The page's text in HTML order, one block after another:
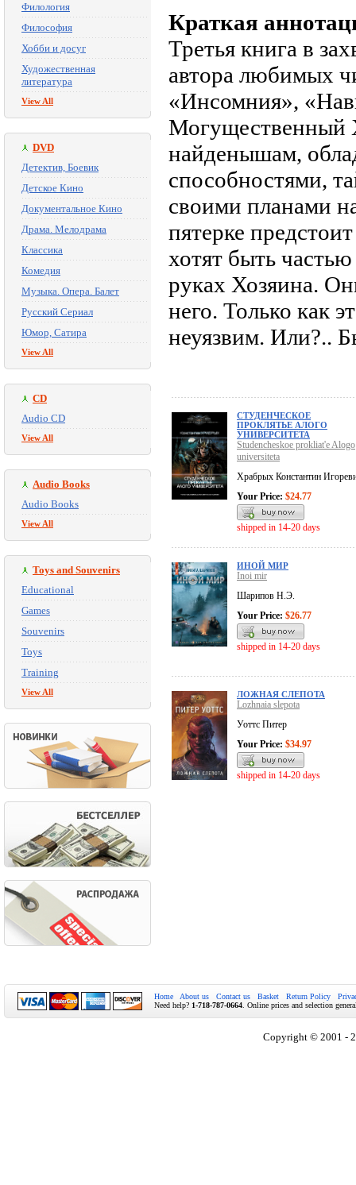
Филология
Философия
Хобби и досуг
Художественная
литература
View All
DVD
Детектив, Боевик
Детское Кино
Документальное Кино
Драма. Мелодрама
Классика
Комедия
Музыка. Опера. Балет
Русский Сериал
Юмор, Сатира
View All
CD
Audio CD
View All
Audio Books
Audio Books
View All
Toys and Souvenirs
Educational
Games
Souvenirs
Toys
Training
View All
Краткая
Третья книга в
автора любимых
«Инсомния»,
Могущественный
найденышам,
способностями,
своими планами
пятерке
хотят быть
руках Хозяина.
него. Только как
неуязвим. Или?..
СТУДЕНЧЕСКОЕ
ПРОКЛЯТЬЕ АЛОГО
УНИВЕРСИТЕТА
Studencheskoe prokliat'e Alogo
universiteta
Храбрых Константин
Your Price: $24.77
shipped in 14-20 days
ИНОЙ МИР
Inoi mir
Шарипов Н.Э.
Your Price: $26.77
shipped in 14-20 days
ЛОЖНАЯ СЛЕПОТА
Lozhnaia slepota
Уоттс Питер
Your Price: $34.97
shipped in 14-20 days
Home About us Contact us Basket Return Policy
Need help? 1-718-787-0664 . Online prices and selection
Copyright © 2001 -